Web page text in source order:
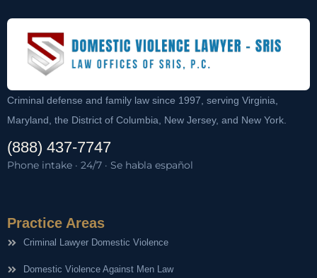
Criminal defense and family law since 1997, serving Virginia,
Maryland, the District of Columbia, New Jersey, and New York.
(888) 437-7747
Phone intake · 24/7 · Se habla español
Practice Areas
Criminal Lawyer Domestic Violence
Domestic Violence Against Men Law